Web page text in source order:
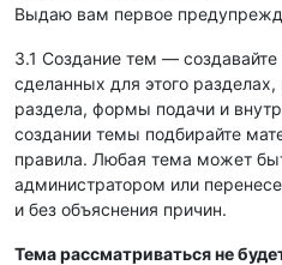
Выдаю вам первое
3.1 Создание тем —
сделанных для этого разделах,
раздела, формы подачи и
создании темы подбирайте
правила. Любая тема может
администратором или
и без объяснения причин.
Тема рассматриваться не